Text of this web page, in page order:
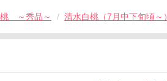
～秀品～ 清水白桃（7月中下旬頃～）